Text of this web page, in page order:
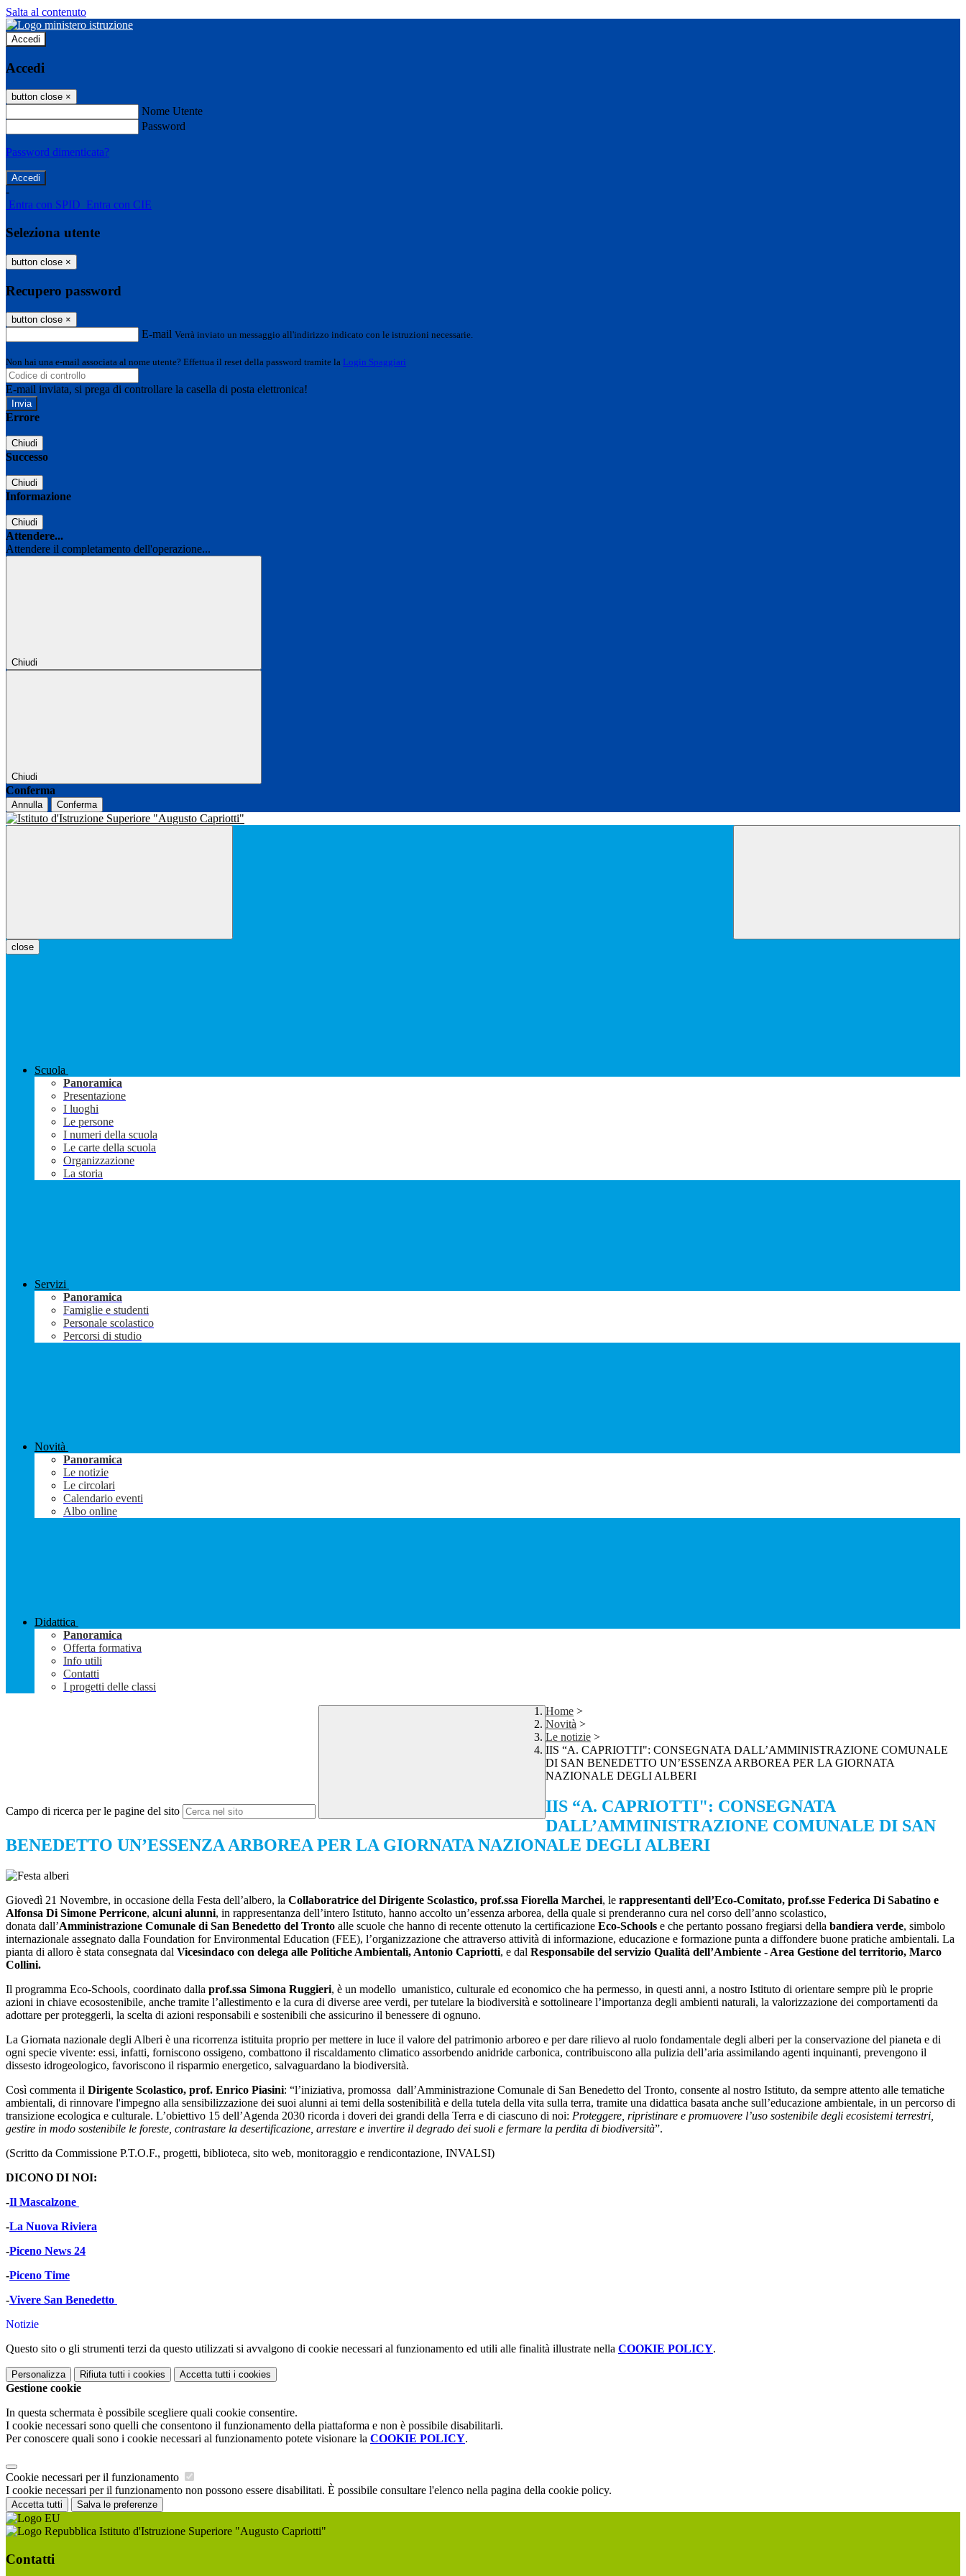
Salta al contenuto
Accedi
Accedi
button close ×
Nome Utente
Password
Password dimenticata?
-
Entra con SPID Entra con CIE
Seleziona utente
button close ×
Recupero password
button close ×
E-mail Verrà inviato un messaggio all'indirizzo indicato con le istruzioni necessarie.
Non hai una e-mail associata al nome utente? Effettua il reset della password tramite la Login Spaggiari
E-mail inviata, si prega di controllare la casella di posta elettronica!
Errore
Chiudi
Successo
Chiudi
Informazione
Chiudi
Attendere...
Attendere il completamento dell'operazione...
Chiudi
Chiudi
Conferma
Annulla Conferma
close
Scuola
Panoramica
Presentazione
I luoghi
Le persone
I numeri della scuola
Le carte della scuola
Organizzazione
La storia
Servizi
Panoramica
Famiglie e studenti
Personale scolastico
Percorsi di studio
Novità
Panoramica
Le notizie
Le circolari
Calendario eventi
Albo online
Didattica
Panoramica
Offerta formativa
Info utili
Contatti
I progetti delle classi
Campo di ricerca per le pagine del sito
Home >
Novità >
Le notizie >
IIS “A. CAPRIOTTI": CONSEGNATA DALL’AMMINISTRAZIONE COMUNALE
DI SAN BENEDETTO UN’ESSENZA ARBOREA PER LA GIORNATA
NAZIONALE DEGLI ALBERI
IIS “A. CAPRIOTTI": CONSEGNATA
DALL’AMMINISTRAZIONE COMUNALE DI SAN
BENEDETTO UN’ESSENZA ARBOREA PER LA GIORNATA NAZIONALE DEGLI ALBERI
Giovedì 21 Novembre, in occasione della Festa dell’albero, la Collaboratrice del Dirigente Scolastico, prof.ssa Fiorella Marchei, le rappresentanti dell’Eco-Comitato, prof.sse Federica Di Sabatino e
Alfonsa Di Simone Perricone, alcuni alunni, in rappresentanza dell’intero Istituto, hanno accolto un’essenza arborea, della quale si prenderanno cura nel corso dell’anno scolastico,
donata dall’Amministrazione Comunale di San Benedetto del Tronto alle scuole che hanno di recente ottenuto la certificazione Eco-Schools e che pertanto possano fregiarsi della bandiera verde, simbolo
internazionale assegnato dalla Foundation for Environmental Education (FEE), l’organizzazione che attraverso attività di informazione, educazione e formazione punta a diffondere buone pratiche ambientali. La
pianta di alloro è stata consegnata dal Vicesindaco con delega alle Politiche Ambientali, Antonio Capriotti, e dal Responsabile del servizio Qualità dell’Ambiente - Area Gestione del territorio, Marco
Collini.
Il programma Eco-Schools, coordinato dalla prof.ssa Simona Ruggieri, è un modello umanistico, culturale ed economico che ha permesso, in questi anni, a nostro Istituto di orientare sempre più le proprie
azioni in chiave ecosostenibile, anche tramite l’allestimento e la cura di diverse aree verdi, per tutelare la biodiversità e sottolineare l’importanza degli ambienti naturali, la valorizzazione dei comportamenti da
adottare per proteggerli, la scelta di azioni responsabili e sostenibili che assicurino il benessere di ognuno.
La Giornata nazionale degli Alberi è una ricorrenza istituita proprio per mettere in luce il valore del patrimonio arboreo e per dare rilievo al ruolo fondamentale degli alberi per la conservazione del pianeta e di
ogni specie vivente: essi, infatti, forniscono ossigeno, combattono il riscaldamento climatico assorbendo anidride carbonica, contribuiscono alla pulizia dell’aria assimilando agenti inquinanti, prevengono il
dissesto idrogeologico, favoriscono il risparmio energetico, salvaguardano la biodiversità.
Così commenta il Dirigente Scolastico, prof. Enrico Piasini: “l’iniziativa, promossa dall’Amministrazione Comunale di San Benedetto del Tronto, consente al nostro Istituto, da sempre attento alle tematiche
ambientali, di rinnovare l'impegno alla sensibilizzazione dei suoi alunni ai temi della sostenibilità e della tutela della vita sulla terra, tramite una didattica basata anche sull’educazione ambientale, in un percorso di
transizione ecologica e culturale. L’obiettivo 15 dell’Agenda 2030 ricorda i doveri dei grandi della Terra e di ciascuno di noi: Proteggere, ripristinare e promuovere l’uso sostenibile degli ecosistemi terrestri,
gestire in modo sostenibile le foreste, contrastare la desertificazione, arrestare e invertire il degrado dei suoli e fermare la perdita di biodiversità”.
(Scritto da Commissione P.T.O.F., progetti, biblioteca, sito web, monitoraggio e rendicontazione, INVALSI)
DICONO DI NOI:
-Il Mascalzone
-La Nuova Riviera
-Piceno News 24
-Piceno Time
-Vivere San Benedetto
Notizie
Questo sito o gli strumenti terzi da questo utilizzati si avvalgono di cookie necessari al funzionamento ed utili alle finalità illustrate nella COOKIE POLICY.
Personalizza Rifiuta tutti i cookies Accetta tutti i cookies
Gestione cookie
In questa schermata è possibile scegliere quali cookie consentire.
I cookie necessari sono quelli che consentono il funzionamento della piattaforma e non è possibile disabilitarli.
Per conoscere quali sono i cookie necessari al funzionamento potete visionare la COOKIE POLICY.
Cookie necessari per il funzionamento
I cookie necessari per il funzionamento non possono essere disabilitati. È possibile consultare l'elenco nella pagina della cookie policy.
Accetta tutti Salva le preferenze
Istituto d'Istruzione Superiore "Augusto Capriotti"
Contatti